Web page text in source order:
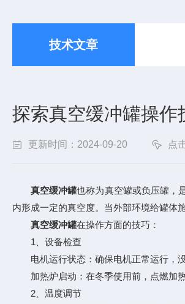
技术文章
探索真空缓冲罐操作
更新时间：2024-09-20 点
真空缓冲罐也称为真空罐或负压罐，
内形成一定的真空度。当外部环境给罐体
真空缓冲罐在操作方面的技巧：
1、设备检查
电机运行状态：确保电机正常运行，没
加热炉启动：在冬季使用前，点燃加热
2、温度调节